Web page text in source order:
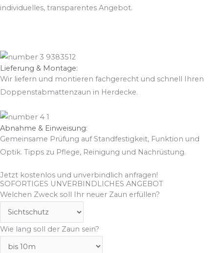
individuelles, transparentes Angebot.
Lieferung & Montage:
Wir liefern und montieren fachgerecht und schnell Ihren
Doppenstabmattenzaun in Herdecke.
Abnahme & Einweisung:
Gemeinsame Prüfung auf Standfestigkeit, Funktion und
Optik. Tipps zu Pflege, Reinigung und Nachrüstung.
Jetzt kostenlos und unverbindlich anfragen!
SOFORTIGES UNVERBINDLICHES ANGEBOT
Welchen Zweck soll Ihr neuer Zaun erfüllen?
Wie lang soll der Zaun sein?